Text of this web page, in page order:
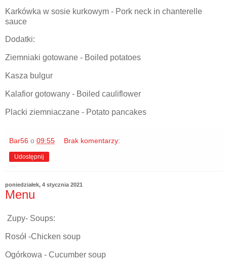
Karkówka w sosie kurkowym - Pork neck in chanterelle
sauce
Dodatki:
Ziemniaki gotowane - Boiled potatoes
Kasza bulgur
Kalafior gotowany - Boiled cauliflower
Placki ziemniaczane - Potato pancakes
Bar56 o 09:55 Brak komentarzy:
Udostępnij
poniedziałek, 4 stycznia 2021
Menu
Zupy- Soups:
Rosół -Chicken soup
Ogórkowa - Cucumber soup